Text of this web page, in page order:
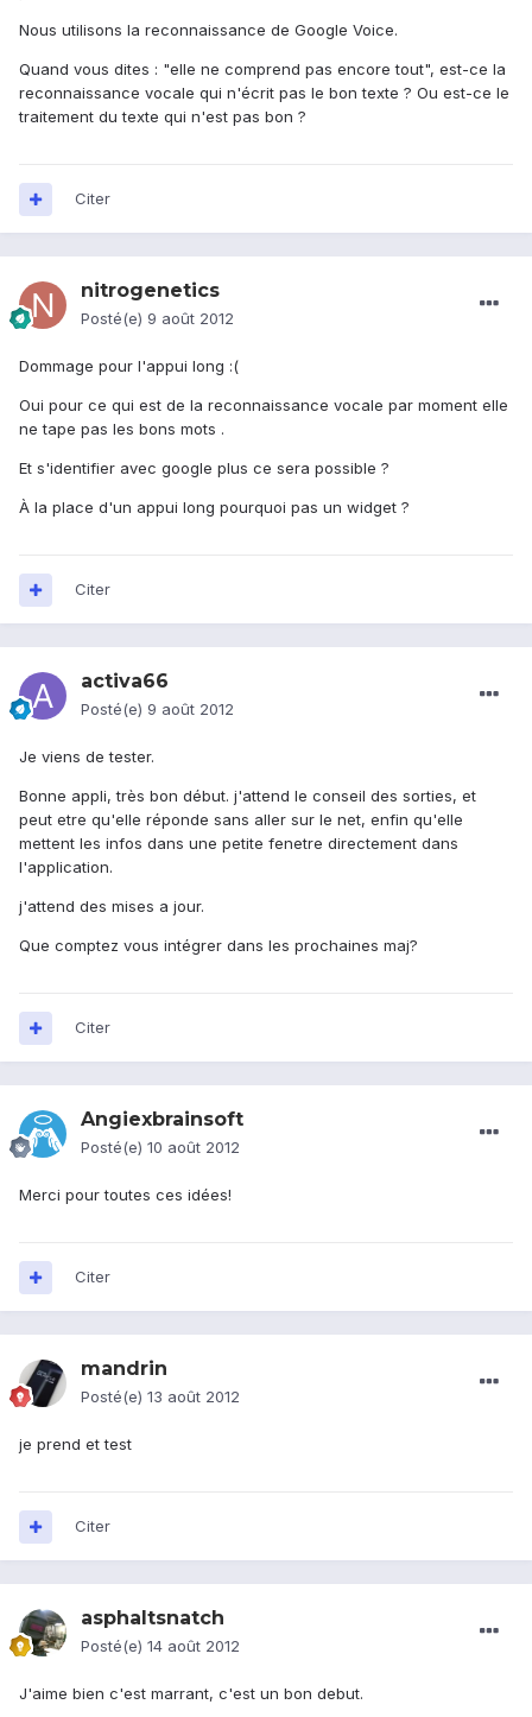
Nous utilisons la reconnaissance de Google Voice.
Quand vous dites : "elle ne comprend pas encore tout", est-ce la
reconnaissance vocale qui n'écrit pas le bon texte ? Ou est-ce le
traitement du texte qui n'est pas bon ?
Citer
nitrogenetics
Posté(e) 9 août 2012
Dommage pour l'appui long :(
Oui pour ce qui est de la reconnaissance vocale par moment elle
ne tape pas les bons mots .
Et s'identifier avec google plus ce sera possible ?
À la place d'un appui long pourquoi pas un widget ?
Citer
activa66
Posté(e) 9 août 2012
Je viens de tester.
Bonne appli, très bon début. j'attend le conseil des sorties, et
peut etre qu'elle réponde sans aller sur le net, enfin qu'elle
mettent les infos dans une petite fenetre directement dans
l'application.
j'attend des mises a jour.
Que comptez vous intégrer dans les prochaines maj?
Citer
Angiexbrainsoft
Posté(e) 10 août 2012
Merci pour toutes ces idées!
Citer
mandrin
Posté(e) 13 août 2012
je prend et test
Citer
asphaltsnatch
Posté(e) 14 août 2012
J'aime bien c'est marrant, c'est un bon debut.